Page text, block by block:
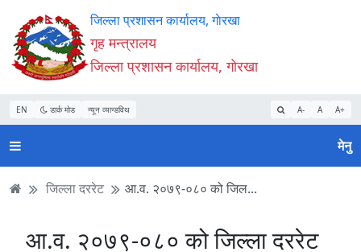
Accessibility
Mode
सुरु
गर्नुहोस्
सामाग्री
पढ्नुहाेस्
नेभिगेसन
पढ्नुहाेस्
वेबसाइट
खोजमा
जानुहोस्
जिल्ला प्रशासन कार्यालय, गाेरखा
गृह मन्त्रालय
जिल्ला प्रशासन कार्यालय, गाेरखा
EN डार्क मोड न्यून व्यान्डविथ A- A A+
मेनु
जिल्ला दररेट आ.व. २०७९-०८० को जिल...
आ.व. २०७९-०८० को जिल्ला दररेट